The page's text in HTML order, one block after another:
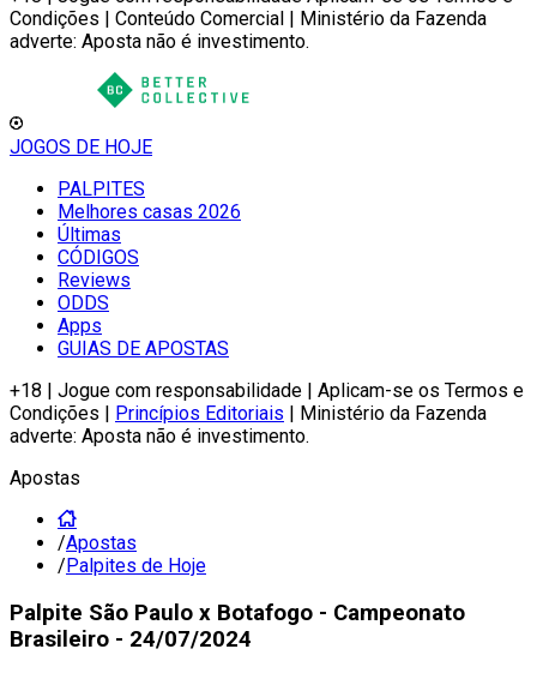
Condições | Conteúdo Comercial | Ministério da Fazenda
adverte: Aposta não é investimento.
JOGOS DE HOJE
PALPITES
Melhores casas 2026
Últimas
CÓDIGOS
Reviews
ODDS
Apps
GUIAS DE APOSTAS
+18 | Jogue com responsabilidade | Aplicam-se os Termos e
Condições | Princípios Editoriais | Ministério da Fazenda
adverte: Aposta não é investimento.
Apostas
/Apostas
/Palpites de Hoje
Palpite São Paulo x Botafogo - Campeonato
Brasileiro - 24/07/2024